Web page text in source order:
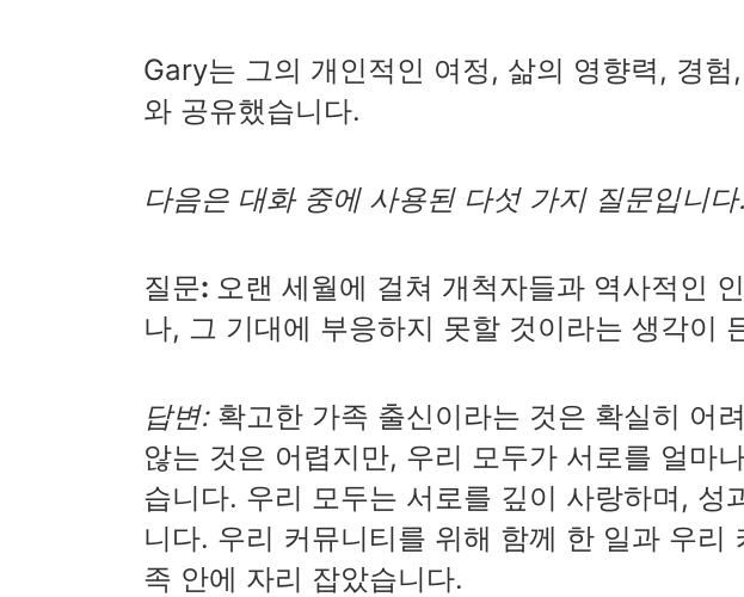
Gary는 그의 개인적인 여정, 삶의 영향력, 경
와 공유했습니다.
다음은 대화 중에 사용된 다섯 가지 질문입니다.
질문: 오랜 세월에 걸쳐 개척자들과 역사적인
나, 그 기대에 부응하지 못할 것이라는 생각이
답변:확고한 가족 출신이라는 것은 확실히 어
않는 것은 어렵지만, 우리 모두가 서로를 얼마
습니다. 우리 모두는 서로를 깊이 사랑하며, 성
니다. 우리 커뮤니티를 위해 함께 한 일과 우리
족 안에 자리 잡았습니다.